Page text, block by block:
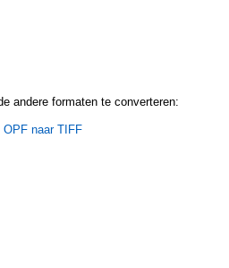
andere formaten te converteren:
OPF naar TIFF